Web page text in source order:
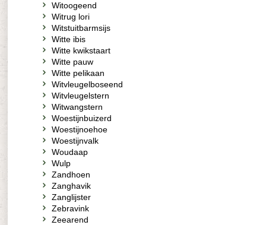
Witoogeend
Witrug lori
Witstuitbarmsijs
Witte ibis
Witte kwikstaart
Witte pauw
Witte pelikaan
Witvleugelboseend
Witvleugelstern
Witwangstern
Woestijnbuizerd
Woestijnoehoe
Woestijnvalk
Woudaap
Wulp
Zandhoen
Zanghavik
Zanglijster
Zebravink
Zeearend